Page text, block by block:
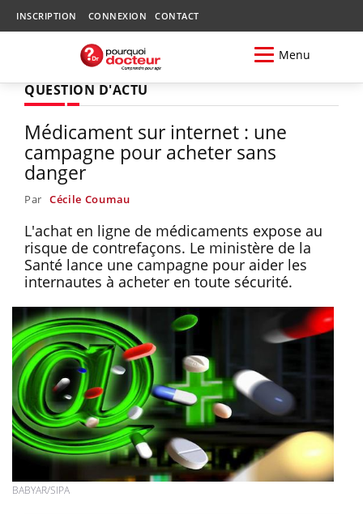
INSCRIPTION CONNEXION CONTACT
Menu
QUESTION D'ACTU
Médicament sur internet : une
campagne pour acheter sans
danger
Par Cécile Coumau
L'achat en ligne de médicaments expose au
risque de contrefaçons. Le ministère de la
Santé lance une campagne pour aider les
internautes à acheter en toute sécurité.
BABYAR/SIPA